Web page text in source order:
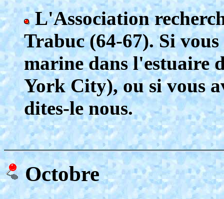
L'Association
Trabuc (64-67). Si
marine dans l'estuaire
York City), ou si vous
dites-le nous.
Octobre